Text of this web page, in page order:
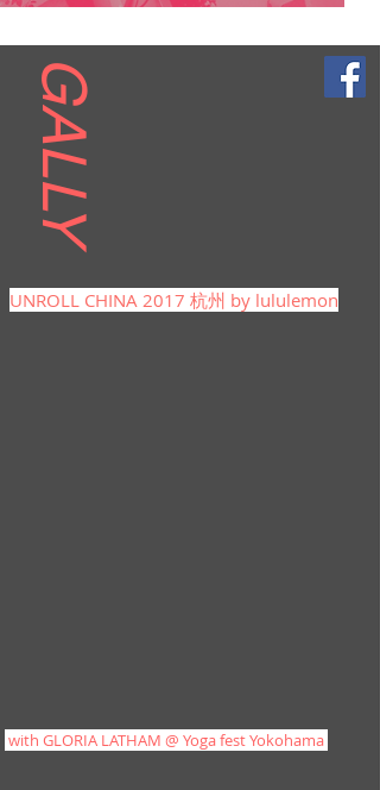
GALLY
UNROLL CHINA 2017 杭州 by lululemon
with GLORIA LATHAM @ Yoga fest Yokohama